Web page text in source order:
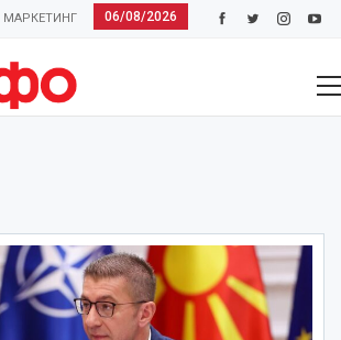
06/08/2026
МАРКЕТИНГ